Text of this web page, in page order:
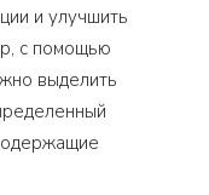
и улучшить
с помощью
выделить